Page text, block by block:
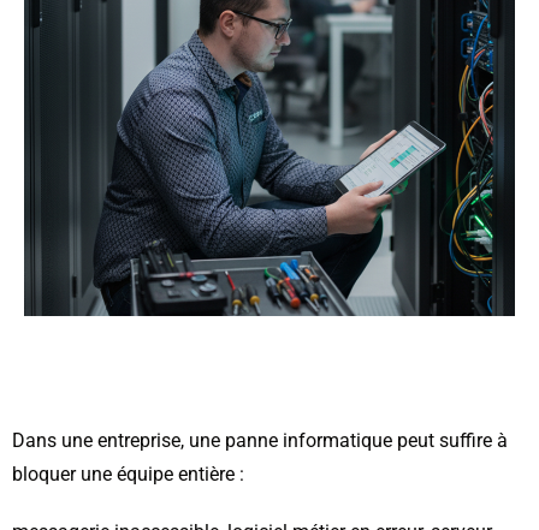
Dans une entreprise, une panne informatique peut suffire à
bloquer une équipe entière :